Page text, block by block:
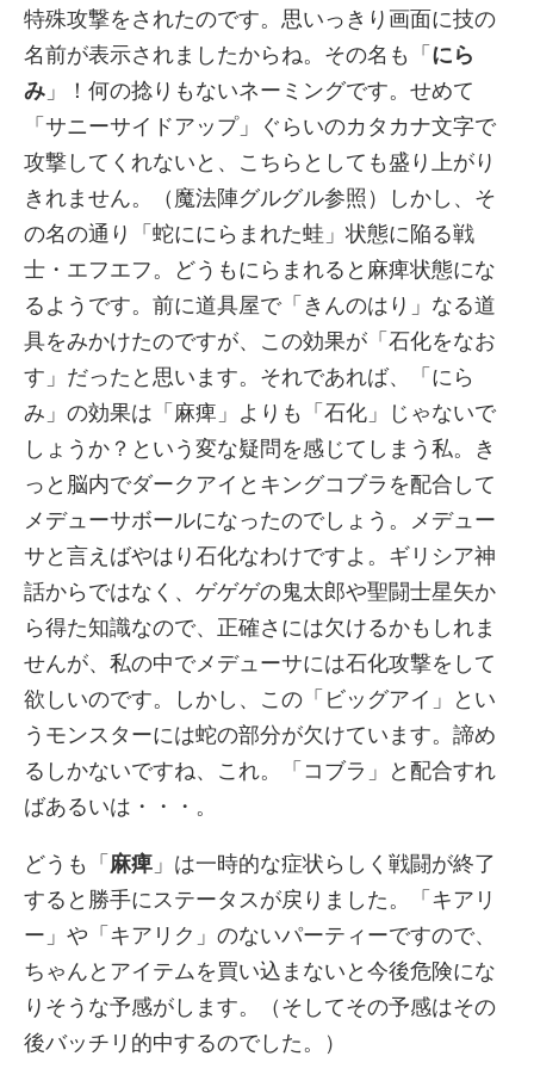
特殊攻撃をされたのです。思いっきり画面に技の
名前が表示されましたからね。その名も「 にら
み 」！何の捻りもないネーミングです。せめて
「サニーサイドアップ」ぐらいのカタカナ文字で
攻撃してくれないと、こちらとしても盛り上がり
きれません。（魔法陣グルグル参照）しかし、そ
の名の通り「蛇ににらまれた蛙」状態に陥る戦
士・エフエフ。どうもにらまれると麻痺状態にな
るようです。前に道具屋で「きんのはり」なる道
具をみかけたのですが、この効果が「石化をなお
す」だったと思います。それであれば、「にら
み」の効果は「麻痺」よりも「石化」じゃないで
しょうか？という変な疑問を感じてしまう私。き
っと脳内でダークアイとキングコブラを配合して
メデューサボールになったのでしょう。メデュー
サと言えばやはり石化なわけですよ。ギリシア神
話からではなく、ゲゲゲの鬼太郎や聖闘士星矢か
ら得た知識なので、正確さには欠けるかもしれま
せんが、私の中でメデューサには石化攻撃をして
欲しいのです。しかし、この「ビッグアイ」とい
うモンスターには蛇の部分が欠けています。諦め
るしかないですね、これ。「コブラ」と配合すれ
ばあるいは・・・。
どうも「 麻痺 」は一時的な症状らしく戦闘が終了
すると勝手にステータスが戻りました。「キアリ
ー」や「キアリク」のないパーティーですので、
ちゃんとアイテムを買い込まないと今後危険にな
りそうな予感がします。（そしてその予感はその
後バッチリ的中するのでした。）